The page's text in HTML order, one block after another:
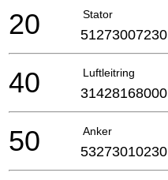
Stator
20 51273007230
Luftleitring
40 31428168000
Anker
50 53273010230